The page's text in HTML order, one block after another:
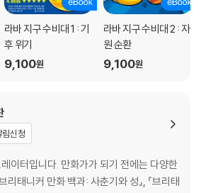
라바 지구 수비대 1 : 기
후 위기
9,100원
라바 지구 수비대 2 : 자
원 순환
9,100원
신청
이터입니다. 만화가가 되기 전에는 다양한
리태니커 만화 백과: 사춘기와 성』, 『브리태